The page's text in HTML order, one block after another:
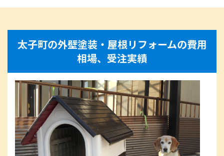
太子町の外壁塗装・屋根リフォームの費用
相場、受注実績